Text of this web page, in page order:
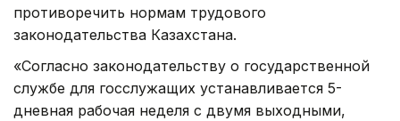
противоречить нормам трудового
законодательства Казахстана.
«Согласно законодательству о государственной
службе для госслужащих устанавливается 5-
дневная рабочая неделя с двумя выходными,